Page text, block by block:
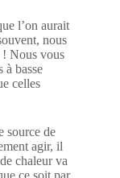
l’on aurait
nous
! Nous vous
à basse
celles
source de
agir, il
chaleur va